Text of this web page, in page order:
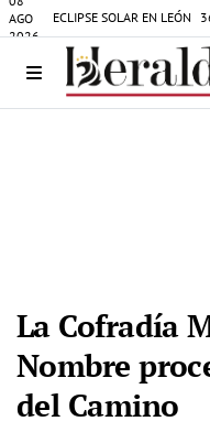
AGO
2026
ECLIPSE SOLAR EN LEÓN
La Cofradía
Nombre
del Camino